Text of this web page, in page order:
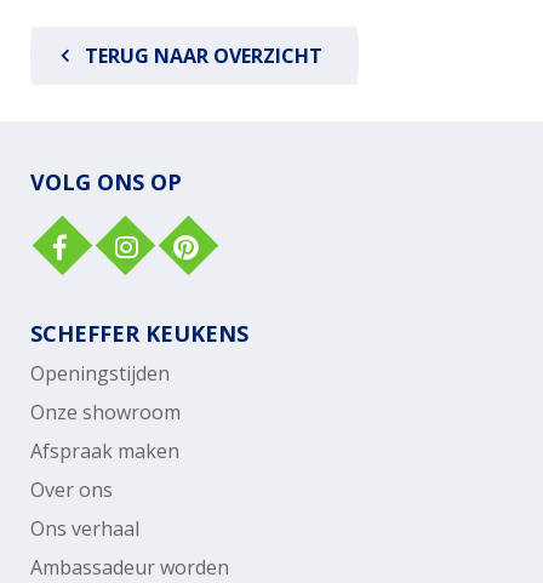
TERUG NAAR OVERZICHT
VOLG ONS OP
SCHEFFER KEUKENS
Openingstijden
Onze showroom
Afspraak maken
Over ons
Ons verhaal
Ambassadeur worden